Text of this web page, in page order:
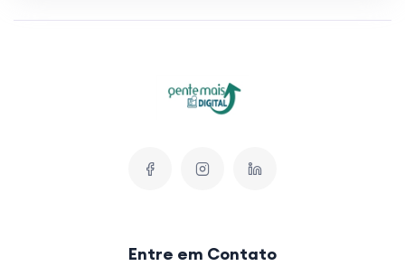
Entre em Contato